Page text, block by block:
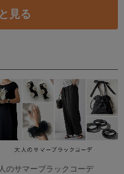
見る
のサマーブラックコーデ